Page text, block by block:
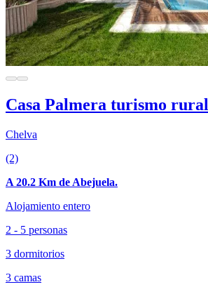
Casa Palmera turismo rural
Chelva
(2)
A 20.2 Km de Abejuela.
Alojamiento entero
2 - 5 personas
3 dormitorios
3 camas